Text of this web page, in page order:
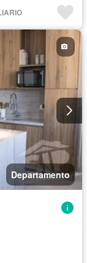
Departamento